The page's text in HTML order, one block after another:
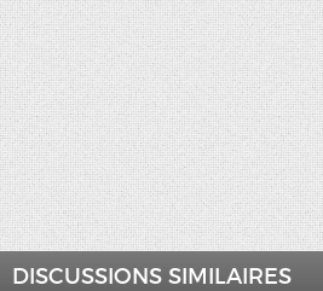
DISCUSSIONS SIMILAIRES